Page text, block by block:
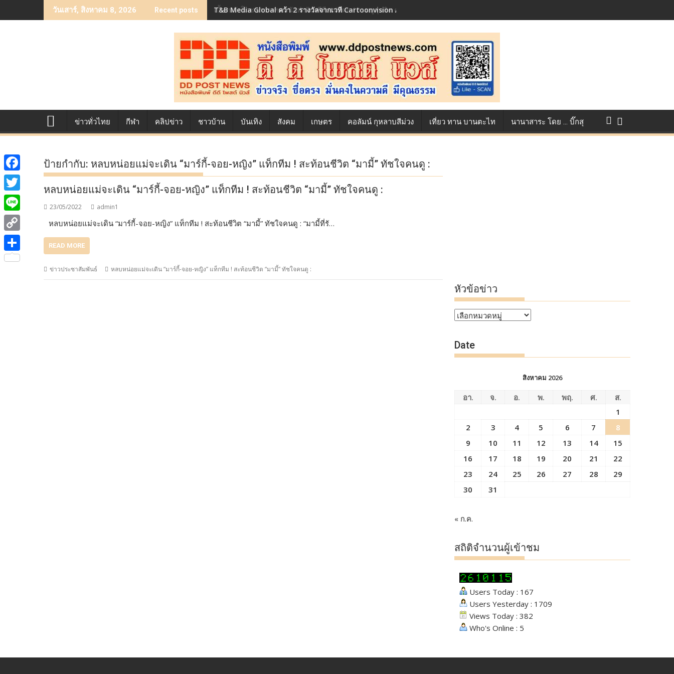
to
วันเสาร์, สิงหาคม 8, 2026 Recent posts T&B Media Global คว้า 2 รางวัลจากเวที Cartoonvision Animation Contest ตอกย้ำศักยภาพแอนิเมชันไทยบนเวทีนานาชาติ ที่ประเทศอังกฤษ :
เบื้องหลังโภชนาการของนักล่าฝัน ซีพีเอฟ เผย 10 เมนูสุดฮิต ตลอดเส้นทางการแข่งขัน True AF 2026 :
ข่าวทั่วไทย กีฬา คลิปข่าว ชาวบ้าน บันเทิง สังคม เกษตร คอลัมน์ กุหลาบสีม่วง เที่ยว ทาน บานตะไท นานาสาระ โดย … บิ๊กสุ
ป้ายกำกับ: หลบหน่อยแม่จะเดิน “มาร์กี้-จอย-หญิง” แท็กทีม ! สะท้อนชีวิต “มามี้” ทัชใจคนดู :
หลบหน่อยแม่จะเดิน “มาร์กี้-จอย-หญิง” แท็กทีม ! สะท้อนชีวิต “มามี้” ทัชใจคนดู :
23/05/2022 admin1
หลบหน่อยแม่จะเดิน “มาร์กี้-จอย-หญิง” แท็กทีม ! สะท้อนชีวิต “มามี้” ทัชใจคนดู : “มามี้ที่รั…
READ MORE
ข่าวประชาสัมพันธ์ หลบหน่อยแม่จะเดิน “มาร์กี้-จอย-หญิง” แท็กทีม ! สะท้อนชีวิต “มามี้” ทัชใจคนดู :
หัวข้อข่าว
หัวข้อ
Date
สิงหาคม 2026
อา. จ. อ. พ. พฤ. ศ.
ส.
1
2
3 4 5 6 7
8
9
10 11 12 13 14
15
16
17 18 19 20 21
22
23
24 25 26 27 28
29
30
31
« ก.ค.
สถิติจำนวนผู้เข้าชม
Users Today : 167
Users Yesterday : 1709
Views Today : 382
Who's Online : 5
F
a
c
e
b
o
T
w
i
t
t
L
i
n
C
o
S